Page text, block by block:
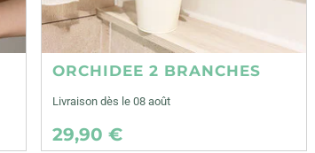
ORCHIDEE 2 BRANCHES
Livraison dès le 08 août
29,90 €